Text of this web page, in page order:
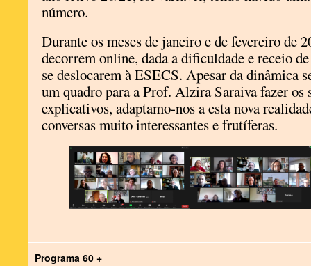
número.
Durante os meses de janeiro e de fevereiro de
decorrem online, dada a dificuldade e receio
se deslocarem à ESECS. Apesar da dinâmica
um quadro para a Prof. Alzira Saraiva fazer os
explicativos, adaptamo-nos a esta nova
conversas muito interessantes e frutíferas.
Programa 60 +